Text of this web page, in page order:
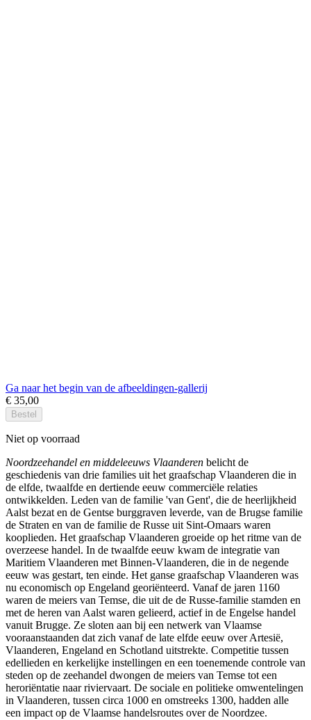
Ga naar het begin van de afbeeldingen-gallerij
€ 35,00
Bestel
Niet op voorraad
Noordzeehandel en middeleeuws Vlaanderen belicht de
geschiedenis van drie families uit het graafschap Vlaanderen die in
de elfde, twaalfde en dertiende eeuw commerciële relaties
ontwikkelden. Leden van de familie 'van Gent', die de heerlijkheid
Aalst bezat en de Gentse burggraven leverde, van de Brugse familie
de Straten en van de familie de Russe uit Sint-Omaars waren
kooplieden. Het graafschap Vlaanderen groeide op het ritme van de
overzeese handel. In de twaalfde eeuw kwam de integratie van
Maritiem Vlaanderen met Binnen-Vlaanderen, die in de negende
eeuw was gestart, ten einde. Het ganse graafschap Vlaanderen was
nu economisch op Engeland georiënteerd. Vanaf de jaren 1160
waren de meiers van Temse, die uit de de Russe-familie stamden en
met de heren van Aalst waren gelieerd, actief in de Engelse handel
vanuit Brugge. Ze sloten aan bij een netwerk van Vlaamse
vooraanstaanden dat zich vanaf de late elfde eeuw over Artesië,
Vlaanderen, Engeland en Schotland uitstrekte. Competitie tussen
edellieden en kerkelijke instellingen en een toenemende controle van
steden op de zeehandel dwongen de meiers van Temse tot een
heroriëntatie naar riviervaart. De sociale en politieke omwentelingen
in Vlaanderen, tussen circa 1000 en omstreeks 1300, hadden alle
een impact op de Vlaamse handelsroutes over de Noordzee.